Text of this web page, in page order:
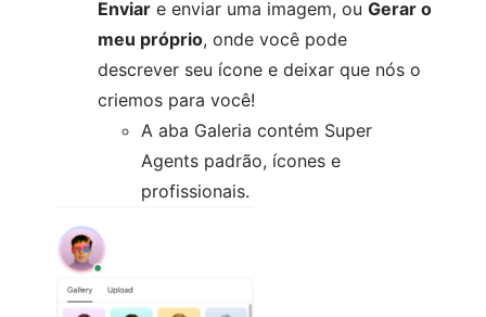
Enviar e enviar uma imagem, ou Gerar o
meu próprio, onde você pode
descrever seu ícone e deixar que nós o
criemos para você!
A aba Galeria contém Super
Agents padrão, ícones e
profissionais.